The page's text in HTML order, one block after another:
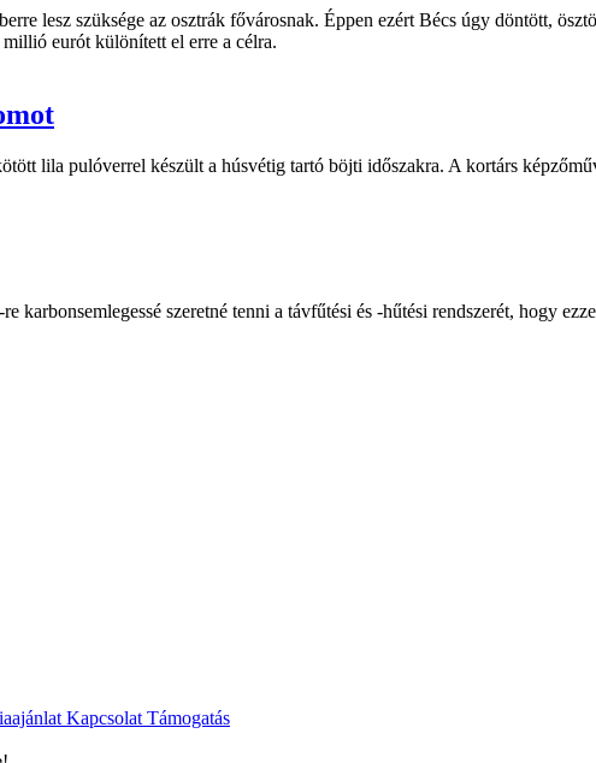
lesz szüksége az osztrák fővárosnak. Éppen ezért Bécs úgy döntött,
eurót különített el erre a célra.
lila pulóverrel készült a húsvétig tartó böjti időszakra. A kortárs
karbonsemlegessé szeretné tenni a távfűtési és -hűtési rendszerét, hogy
Kapcsolat Támogatás